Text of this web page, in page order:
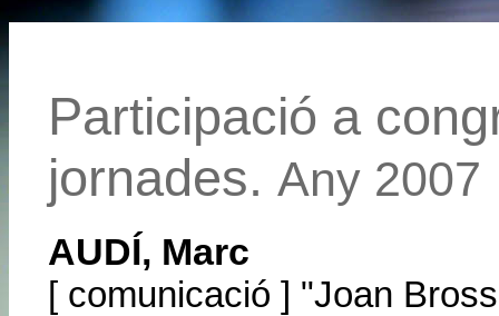
Participació a
jornades. Any 2007
AUDÍ, Marc
[ comunicació ] "Joan